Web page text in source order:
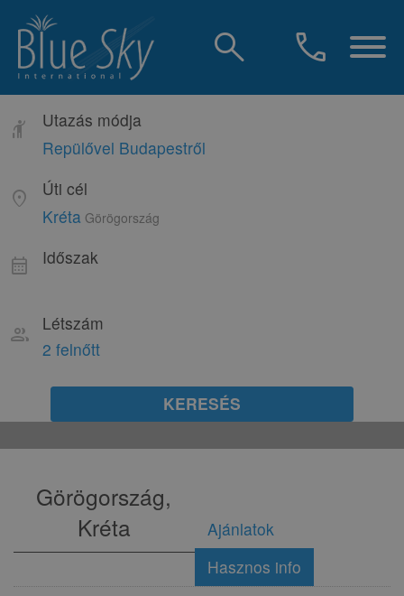
search call
hail
Utazás módja
Repülővel Budapestről
location_on
Úti cél
KrétaGörögország
calendar_month Időszak
group
Létszám
2 felnőtt
KERESÉS
Görögország,
Kréta
Ajánlatok
Hasznos info